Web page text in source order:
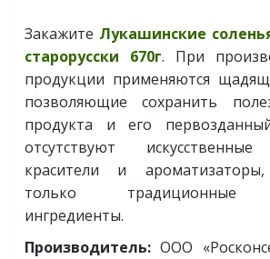
Закажите Лукашинские
старорусски 670г. При
продукции применяются
позволяющие сохранить
продукта и его
отсутствуют
красители и ароматизаторы,
только традиционные
ингредиенты.
Производитель:ООО